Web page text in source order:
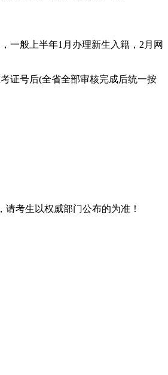
一般上半年1月办理新生入籍，2月网
证号后(全省全部审核完成后统一按
考生以权威部门公布的为准！